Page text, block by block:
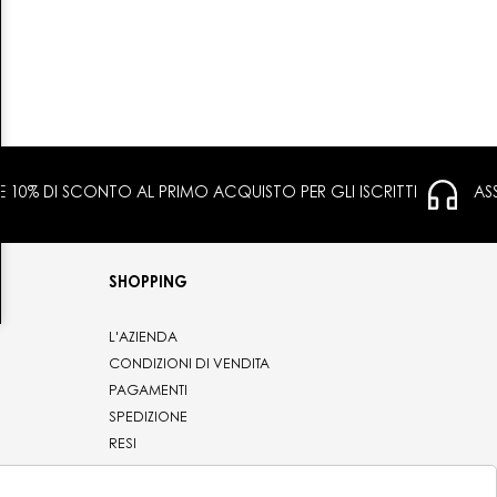
E 10% DI SCONTO AL PRIMO ACQUISTO PER GLI ISCRITTI
SHOPPING
L'AZIENDA
CONDIZIONI DI VENDITA
PAGAMENTI
SPEDIZIONE
RESI